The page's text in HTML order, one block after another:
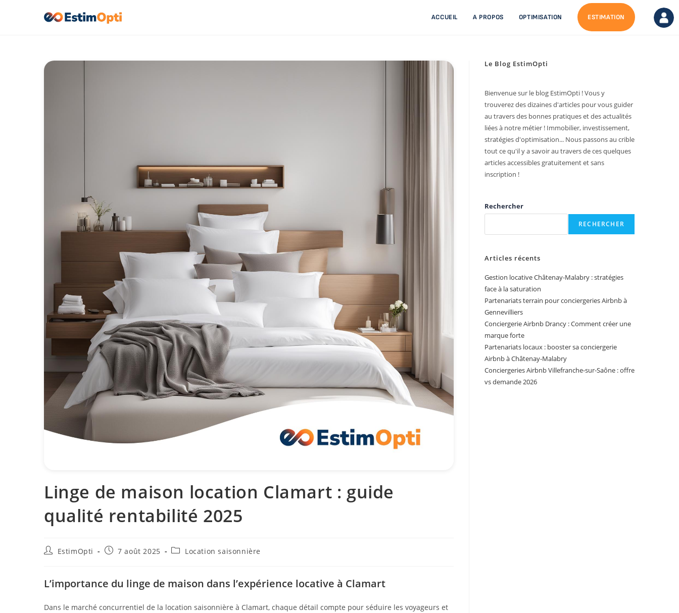
ACCUEIL A PROPOS OPTIMISATION ESTIMATION
Linge de maison location Clamart : guide
qualité rentabilité 2025
EstimOpti 7 août 2025 Location saisonnière
L’importance du linge de maison dans l’expérience locative à Clamart
Dans le marché concurrentiel de la location saisonnière à Clamart, chaque détail compte pour séduire les voyageurs et
Le Blog EstimOpti
Bienvenue sur le blog EstimOpti ! Vous y
trouverez des dizaines d'articles pour vous guider
au travers des bonnes pratiques et des actualités
liées à notre métier ! Immobilier, investissement,
stratégies d'optimisation... Nous passons au crible
tout ce qu'il y a savoir au travers de ces quelques
articles accessibles gratuitement et sans
inscription !
Rechercher
RECHERCHER
Articles récents
Gestion locative Châtenay-Malabry : stratégies
face à la saturation
Partenariats terrain pour conciergeries Airbnb à
Gennevilliers
Conciergerie Airbnb Drancy : Comment créer une
marque forte
Partenariats locaux : booster sa conciergerie
Airbnb à Châtenay-Malabry
Conciergeries Airbnb Villefranche-sur-Saône : offre
vs demande 2026